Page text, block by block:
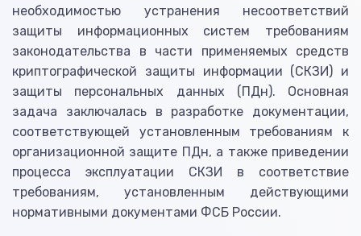
необходимостью устранения несоответствий
защиты информационных систем требованиям
законодательства в части применяемых средств
криптографической защиты информации (СКЗИ) и
защиты персональных данных (ПДн). Основная
задача заключалась в разработке документации,
соответствующей установленным требованиям к
организационной защите ПДн, а также приведении
процесса эксплуатации СКЗИ в соответствие
требованиям, установленным действующими
нормативными документами ФСБ России.